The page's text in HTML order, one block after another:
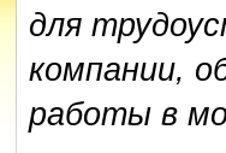
для
компании,
работы в